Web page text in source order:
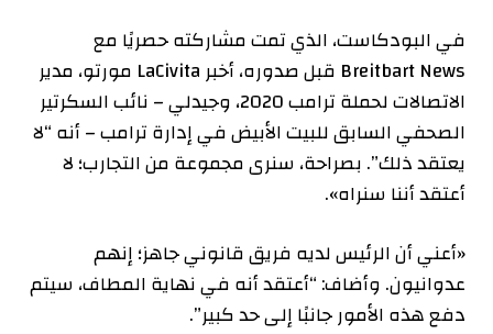
في البودكاست، الذي تمت مشاركته حصريًا مع
Breitbart News قبل صدوره، أخبر LaCivita مورتو، مدير
الاتصالات لحملة ترامب 2020، وجيدلي – نائب السكرتير
الصحفي السابق للبيت الأبيض في إدارة ترامب – أنه “لا
يعتقد ذلك”. بصراحة، سنرى مجموعة من التجارب؛ لا
أعتقد أننا سنراه».
«أعني أن الرئيس لديه فريق قانوني جاهز؛ إنهم
عدوانيون. وأضاف: “أعتقد أنه في نهاية المطاف، سيتم
دفع هذه الأمور جانبًا إلى حد كبير”.